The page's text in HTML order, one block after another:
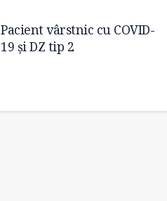
Pacient vârstnic cu COVID-
19 și DZ tip 2